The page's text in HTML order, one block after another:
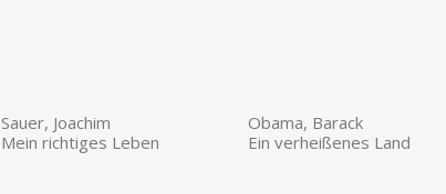
Sauer, Joachim
Mein richtiges Leben
Obama, Barack
Ein verheißenes Land